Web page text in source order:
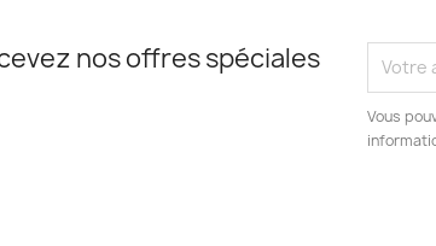
nos offres spéciales
Vous